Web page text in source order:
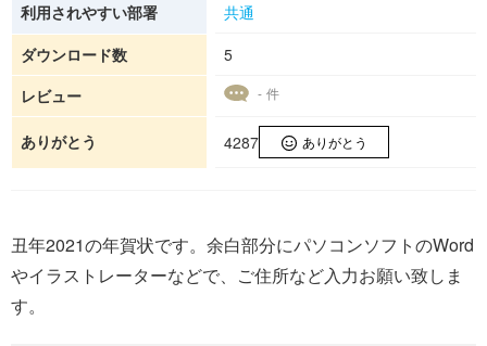
利用されやすい部署
共通
ダウンロード数
5
レビュー
- 件
ありがとう 4287 ありがとう
丑年2021の年賀状です。余白部分にパソコンソフトのWord
やイラストレーターなどで、ご住所など入力お願い致しま
す。